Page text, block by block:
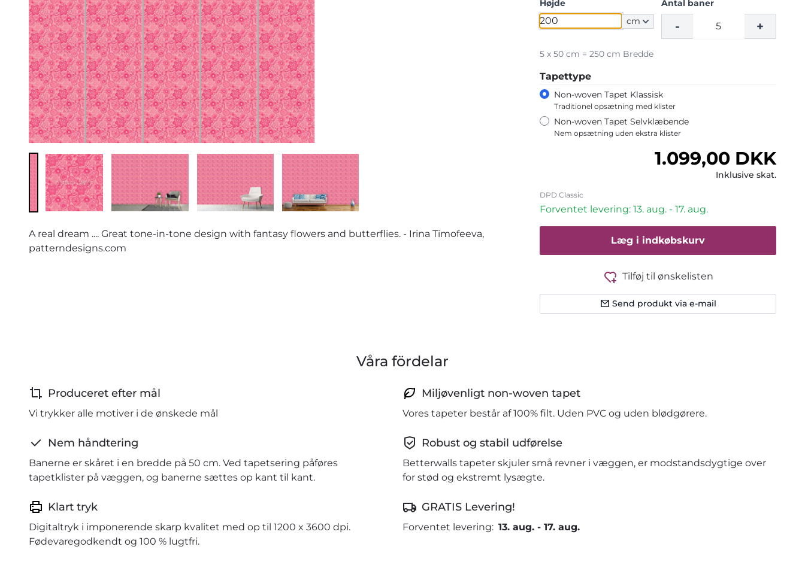
A real dream .... Great tone-in-tone design with fantasy flowers and butterflies. - Irina Timofeeva,
patterndesigns.com
Højde
cm
Antal baner
- +
5 x 50 cm = 250 cm Bredde
Tapettype
Non-woven Tapet Klassisk
Traditionel opsætning med klister
Non-woven Tapet Selvklæbende
Nem opsætning uden ekstra klister
Normalpris
1.099,00 DKK
Inklusive skat.
DPD Classic
Forventet levering: 13. aug. - 17. aug.
Læg i indkøbskurv
Tilføj til ønskelisten
Send produkt via e-mail
Våra fördelar
Produceret efter mål
Vi trykker alle motiver i de ønskede mål
Miljøvenligt non-woven tapet
Vores tapeter består af 100% filt. Uden PVC og uden blødgørere.
Nem håndtering
Banerne er skåret i en bredde på 50 cm. Ved tapetsering påføres
tapetklister på væggen, og banerne sættes op kant til kant.
Robust og stabil udførelse
Betterwalls tapeter skjuler små revner i væggen, er modstandsdygtige over
for stød og ekstremt lysægte.
Klart tryk
Digitaltryk i imponerende skarp kvalitet med op til 1200 x 3600 dpi.
Fødevaregodkendt og 100 % lugtfri.
GRATIS Levering!
Forventet levering: 13. aug. - 17. aug.